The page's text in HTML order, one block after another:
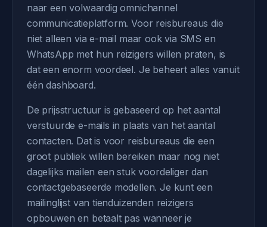
naar een volwaardig omnichannel
communicatieplatform. Voor reisbureaus die
niet alleen via e-mail maar ook via SMS en
WhatsApp met hun reizigers willen praten, is
dat een enorm voordeel. Je beheert alles vanuit
één dashboard.
De prijsstructuur is gebaseerd op het aantal
verstuurde e-mails in plaats van het aantal
contacten. Dat is voor reisbureaus die een
groot publiek willen bereiken maar nog niet
dagelijks mailen een stuk voordeliger dan
contactgebaseerde modellen. Je kunt een
mailinglijst van tienduizenden reizigers
opbouwen en betaalt pas wanneer je